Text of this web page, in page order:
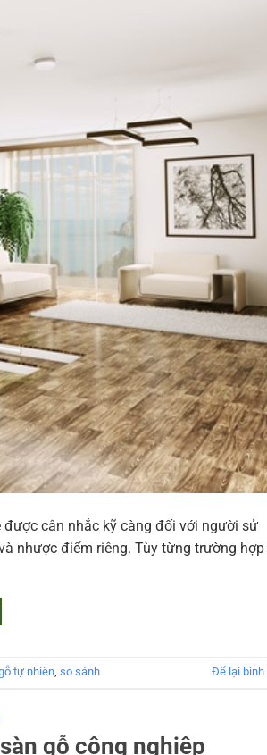
cân nhắc kỹ càng đối với người sử
nhược điểm riêng. Tùy từng trường hợp
tự nhiên, so sánh Để lại bình
gỗ công nghiệp